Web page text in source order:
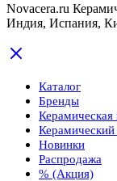
Novacera.ru
Индия, Испания,
Каталог
Бренды
Керамическая
Керамический
Новинки
Распродажа
% (Акция)